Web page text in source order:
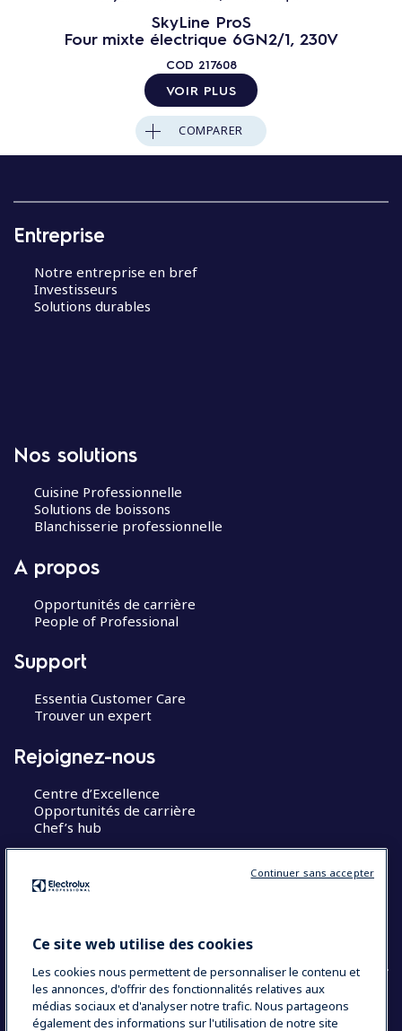
SkyLine ProS
Four mixte électrique 6GN2/1, 230V
COD 217608
VOIR PLUS
COMPARER
Entreprise
Notre entreprise en bref
Investisseurs
Solutions durables
Nos solutions
Cuisine Professionnelle
Solutions de boissons
Blanchisserie professionnelle
A propos
Opportunités de carrière
People of Professional
Support
Essentia Customer Care
Trouver un expert
Rejoignez-nous
Centre d’Excellence
Opportunités de carrière
Chef’s hub
COUNTRY AND LANGUAGE
Ce site web utilise des cookies
Les cookies nous permettent de personnaliser le contenu et
les annonces, d'offrir des fonctionnalités relatives aux
médias sociaux et d'analyser notre trafic. Nous partageons
également des informations sur l'utilisation de notre site
Continuer sans accepter